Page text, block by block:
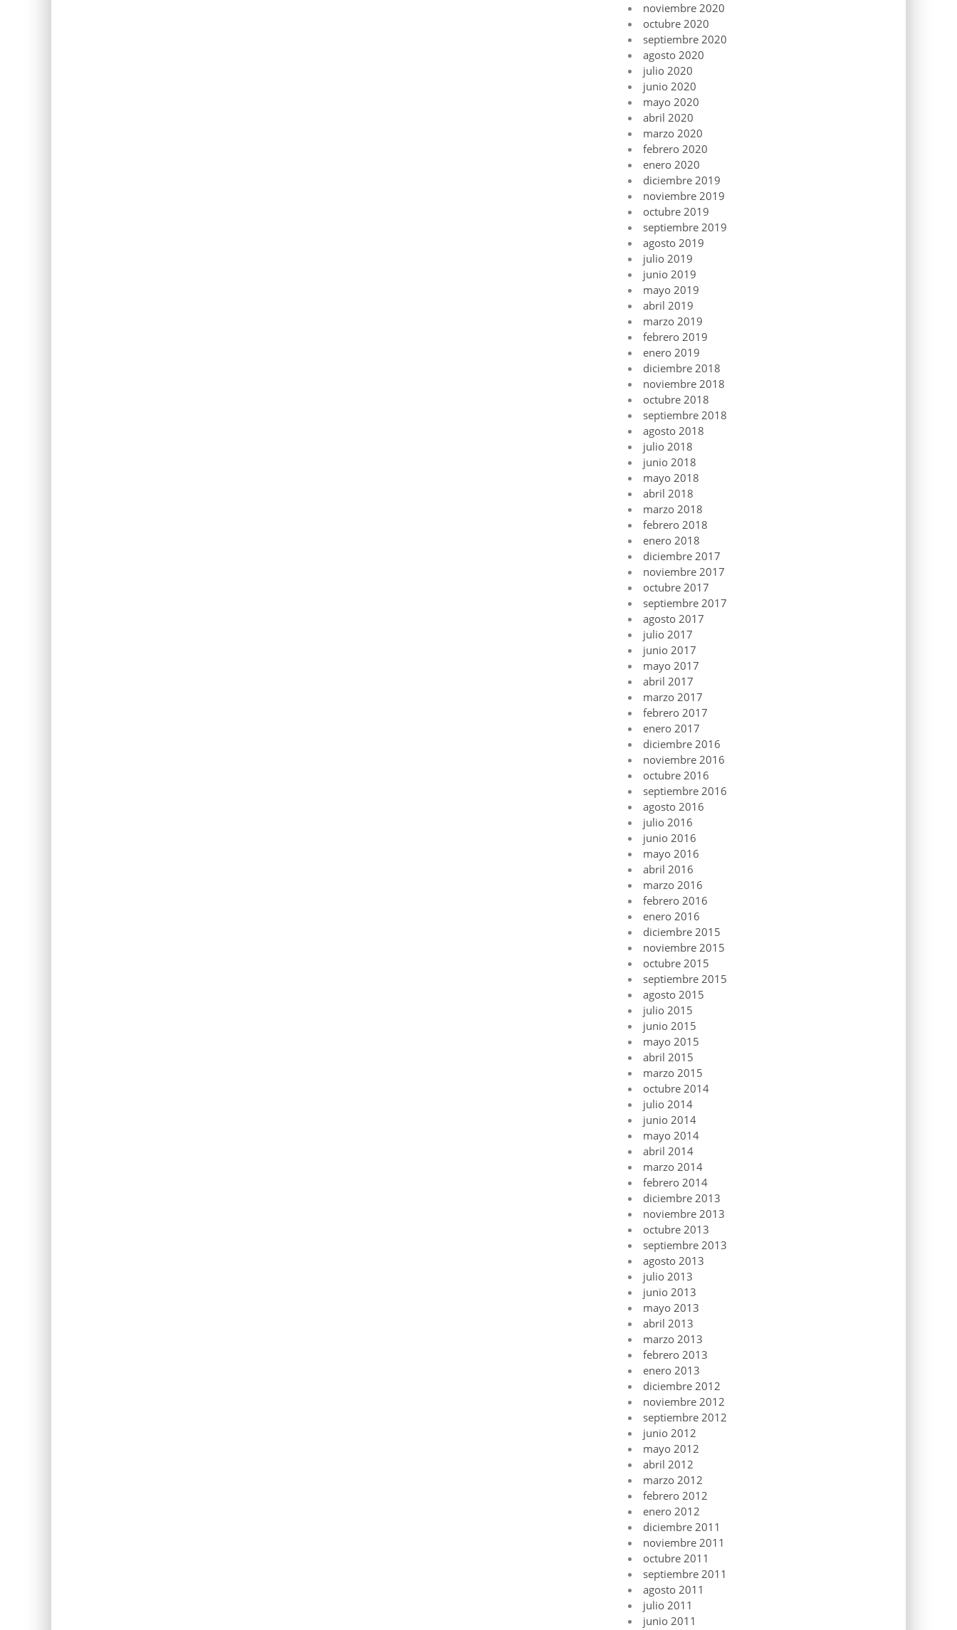
noviembre 2020
octubre 2020
septiembre 2020
agosto 2020
julio 2020
junio 2020
mayo 2020
abril 2020
marzo 2020
febrero 2020
enero 2020
diciembre 2019
noviembre 2019
octubre 2019
septiembre 2019
agosto 2019
julio 2019
junio 2019
mayo 2019
abril 2019
marzo 2019
febrero 2019
enero 2019
diciembre 2018
noviembre 2018
octubre 2018
septiembre 2018
agosto 2018
julio 2018
junio 2018
mayo 2018
abril 2018
marzo 2018
febrero 2018
enero 2018
diciembre 2017
noviembre 2017
octubre 2017
septiembre 2017
agosto 2017
julio 2017
junio 2017
mayo 2017
abril 2017
marzo 2017
febrero 2017
enero 2017
diciembre 2016
noviembre 2016
octubre 2016
septiembre 2016
agosto 2016
julio 2016
junio 2016
mayo 2016
abril 2016
marzo 2016
febrero 2016
enero 2016
diciembre 2015
noviembre 2015
octubre 2015
septiembre 2015
agosto 2015
julio 2015
junio 2015
mayo 2015
abril 2015
marzo 2015
octubre 2014
julio 2014
junio 2014
mayo 2014
abril 2014
marzo 2014
febrero 2014
diciembre 2013
noviembre 2013
octubre 2013
septiembre 2013
agosto 2013
julio 2013
junio 2013
mayo 2013
abril 2013
marzo 2013
febrero 2013
enero 2013
diciembre 2012
noviembre 2012
septiembre 2012
junio 2012
mayo 2012
abril 2012
marzo 2012
febrero 2012
enero 2012
diciembre 2011
noviembre 2011
octubre 2011
septiembre 2011
agosto 2011
julio 2011
junio 2011